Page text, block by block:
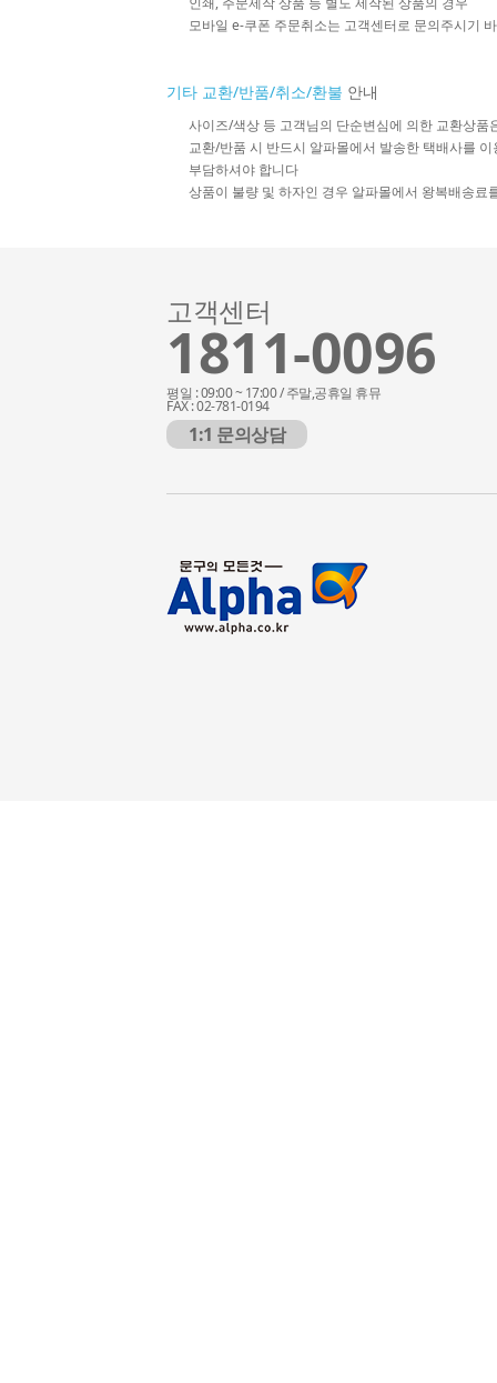
모바일 e-쿠폰 주문취소는 고객센터로 문의주시기
기타 교환/반품/취소/환불 안내
사이즈/색상 등 고객님의 단순변심에 의한 교환상
교환/반품 시 반드시 알파몰에서 발송한 택배사를
부담하셔야 합니다
상품이 불량 및 하자인 경우 알파몰에서 왕복배송료
고객센터
1811-0096
평일 : 09:00 ~ 17:00 / 주말,공휴일 휴뮤
FAX : 02-781-0194
1:1 문의상담